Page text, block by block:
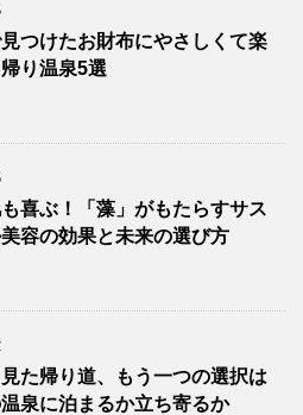
つけたお財布にやさしくて楽
り温泉5選
喜ぶ！「藻」がもたらすサス
容の効果と未来の選び方
た帰り道、もう一つの選択は
泉に泊まるか立ち寄るか